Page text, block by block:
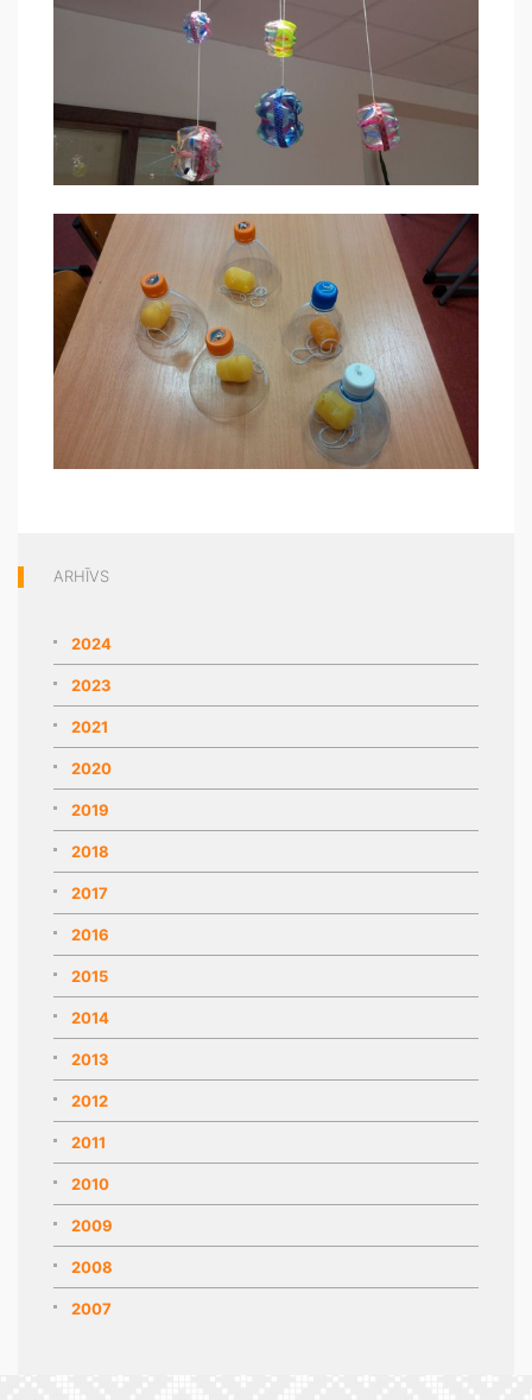
ARHĪVS
2024
2023
2021
2020
2019
2018
2017
2016
2015
2014
2013
2012
2011
2010
2009
2008
2007